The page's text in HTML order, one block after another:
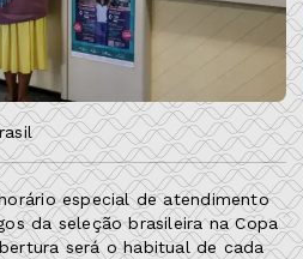
especial de atendimento
da seleção brasileira na Copa
será o habitual de cada